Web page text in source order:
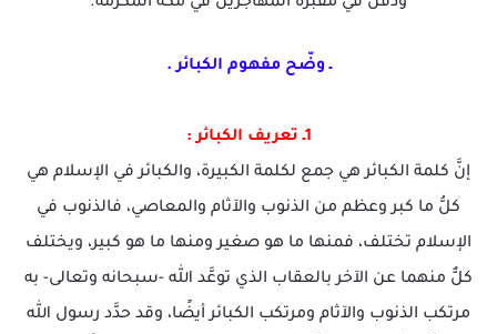
ـ وضّح مفهوم الكبائر .
1ـ تعريف الكبائر :
إنَّ كلمة الكبائر هي جمع لكلمة الكبيرة، والكبائر في الإسلام هي
كلُّ ما كبر وعظم من الذنوب والآثام والمعاصي، فالذنوب في
الإسلام تختلف، فمنها ما هو صغير ومنها ما هو كبير، ويختلف
كلٌّ منهما عن الآخر بالعقاب الذي توعَّد الله -سبحانه وتعالى- به
مرتكب الذنوب والآثام ومرتكب الكبائر أيضًا، وقد حدَّد رسول الله